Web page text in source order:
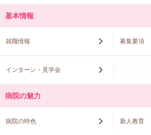
基本情報
就職情報 募集要項
インターン・見学会
病院の魅力
病院の特色 新人教育